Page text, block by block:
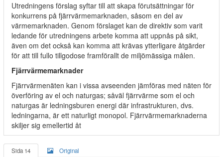
Utredningens förslag syftar till att skapa förutsättningar för
konkurrens på fjärrvärmemarknaden, såsom en del av
värmemarknaden. Genom förslaget kan de direktiv som varit
ledande för utredningens arbete komma att uppnås på sikt,
även om det också kan komma att krävas ytterligare åtgärder
för att till fullo tillgodose framförallt de miljömässiga målen.
Fjärrvärmemarknader
Fjärrvärmenäten kan i vissa avseenden jämföras med näten för
överföring av el och naturgas; såväl fjärrvärme som el och
naturgas är ledningsburen energi där infrastrukturen, dvs.
ledningarna, är ett naturligt monopol. Fjärrvärmemarknaderna
skiljer sig emellertid åt
Sida 14 Original